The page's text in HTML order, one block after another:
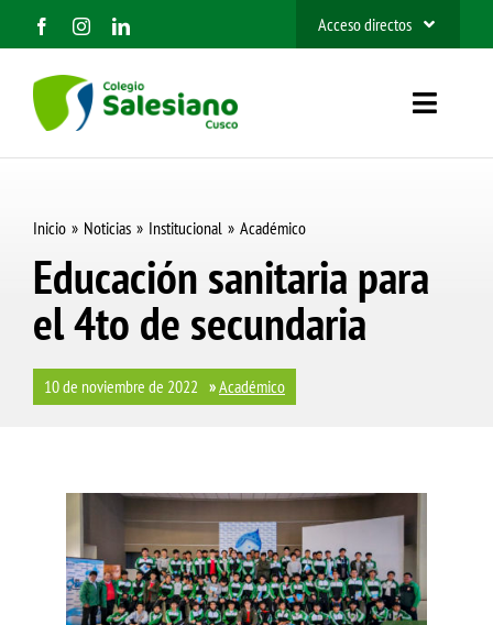
Saltar
contenido
Acceso directos
SIEWEB
Contacto
Toggle
Organización
Información
BUSCAR:
Inicio Noticias Institucional Académico
Educación sanitaria para
el 4to de secundaria
10 de noviembre de 2022 »Académico